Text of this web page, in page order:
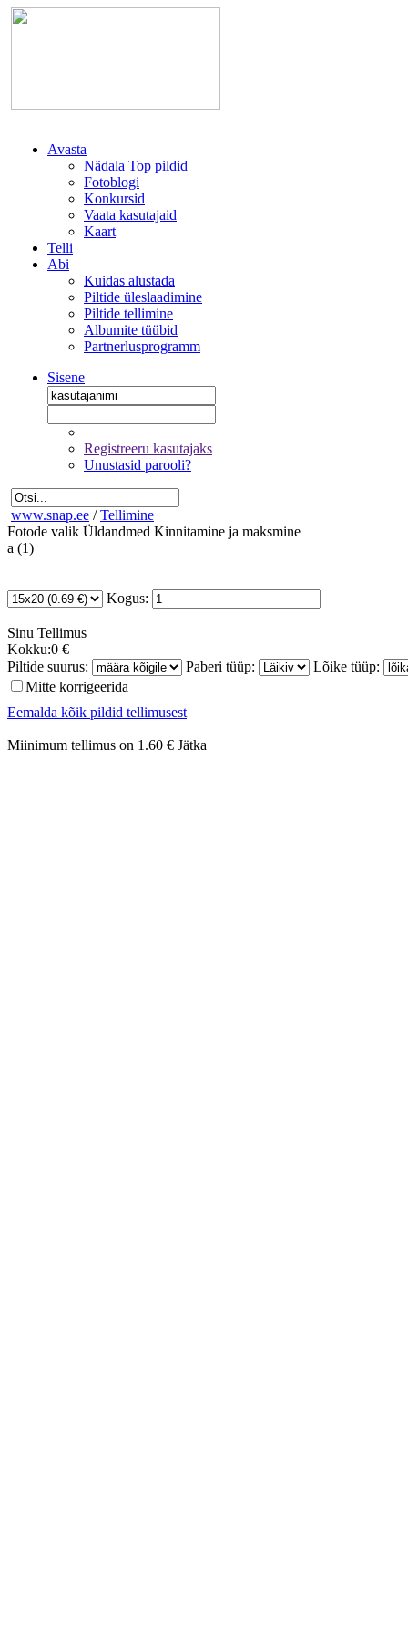
Avasta
Nädala Top pildid
Fotoblogi
Konkursid
Vaata kasutajaid
Kaart
Telli
Abi
Kuidas alustada
Piltide üleslaadimine
Piltide tellimine
Albumite tüübid
Partnerlusprogramm
Sisene
Registreeru kasutajaks
Unustasid parooli?
www.snap.ee / Tellimine
Fotode valik Üldandmed Kinnitamine ja maksmine
a (1)
Kogus:
Sinu Tellimus
Kokku:0 €
Piltide suurus:
Paberi tüüp:
Lõike tüüp:
Mitte korrigeerida
Eemalda kõik pildid tellimusest
Miinimum tellimus on 1.60 € Jätka